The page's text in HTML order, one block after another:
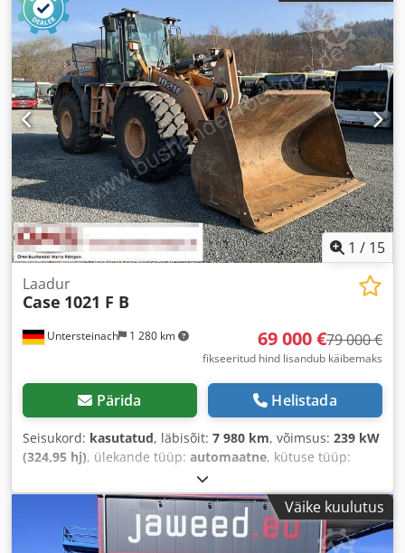
1 / 15
Untersteinach 1 280 km
Laadur
Case 1021 F B
69 000 €79 000 €
fikseeritud hind lisandub käibemaks
Pärida Helistada
Seisukord: kasutatud, läbisõit: 7 980 km, võimsus: 239 kW
(324,95 hj), ülekande tüüp: automaatne, kütuse tüüp:
, esmane registreerimine:
Ehitusaasta:2013, Varustus:kliimaseade,
Väike kuulutus